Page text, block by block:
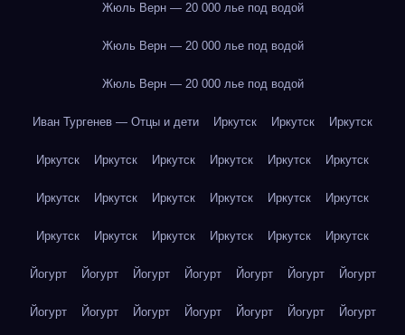
Жюль Верн — 20 000 лье под водой
Жюль Верн — 20 000 лье под водой
Жюль Верн — 20 000 лье под водой
Иван Тургенев — Отцы и дети Иркутск Иркутск Иркутск
Иркутск Иркутск Иркутск Иркутск Иркутск Иркутск
Иркутск Иркутск Иркутск Иркутск Иркутск Иркутск
Иркутск Иркутск Иркутск Иркутск Иркутск Иркутск
Йогурт Йогурт Йогурт Йогурт Йогурт Йогурт Йогурт
Йогурт Йогурт Йогурт Йогурт Йогурт Йогурт Йогурт